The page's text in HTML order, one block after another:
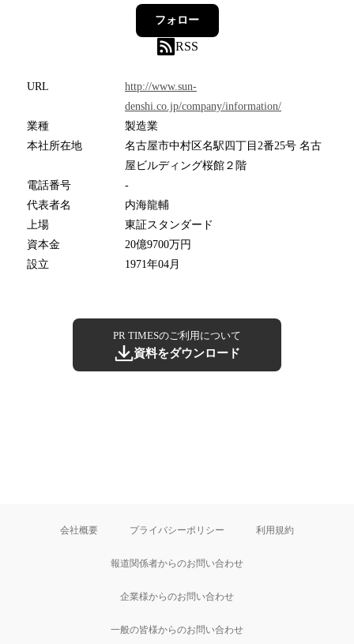
フォロー
RSS
URL
http://www.sun-
denshi.co.jp/company/information/
業種
製造業
本社所在地
名古屋市中村区名駅四丁目2番25号 名古
屋ビルディング桜館２階
電話番号
-
代表者名
内海龍輔
上場
東証スタンダード
資本金
20億9700万円
設立
1971年04月
PR TIMESのご利用について
資料をダウンロード
会社概要 プライバシーポリシー 利用規約
報道関係者からのお問い合わせ
企業様からのお問い合わせ
一般の皆様からのお問い合わせ